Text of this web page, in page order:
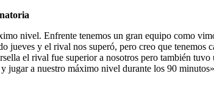
nivel. Enfrente tenemos un gran equipo como
jueves y el rival nos superó, pero creo que
el rival fue superior a nosotros pero también
jugar a nuestro máximo nivel durante los 90